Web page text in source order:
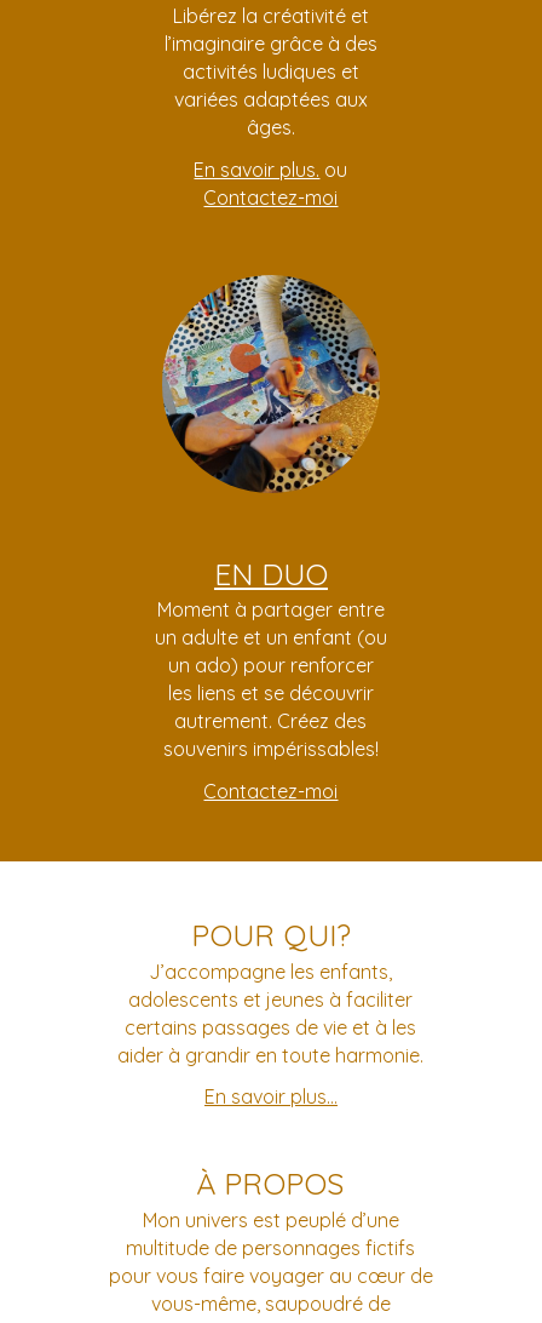
Libérez la créativité et
l’imaginaire grâce à des
activités ludiques et
variées adaptées aux
âges.
En savoir plus. ou
Contactez-moi
EN DUO
Moment à partager entre
un adulte et un enfant (ou
un ado) pour renforcer
les liens et se découvrir
autrement. Créez des
souvenirs impérissables!
Contactez-moi
POUR QUI?
J’accompagne les enfants,
adolescents et jeunes à faciliter
certains passages de vie et à les
aider à grandir en toute harmonie.
En savoir plus…
À PROPOS
Mon univers est peuplé d’une
multitude de personnages fictifs
pour vous faire voyager au cœur de
vous-même, saupoudré de